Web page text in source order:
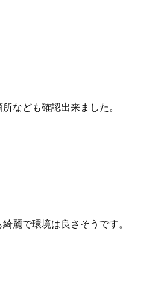
なども確認出来ました。
麗で環境は良さそうです。